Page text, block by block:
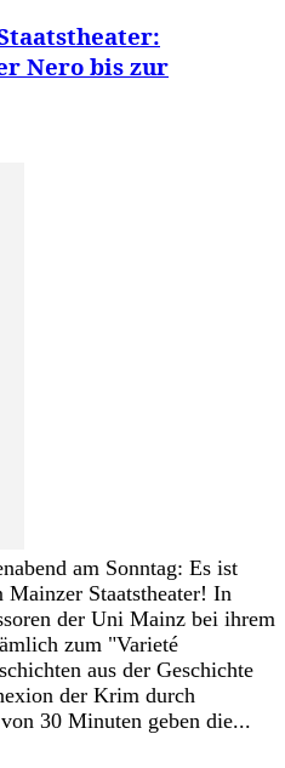
Nero bis zur
am Sonntag: Es ist
Staatstheater! In
der Uni Mainz bei ihrem
zum "Varieté
aus der Geschichte
der Krim durch
30 Minuten geben die...